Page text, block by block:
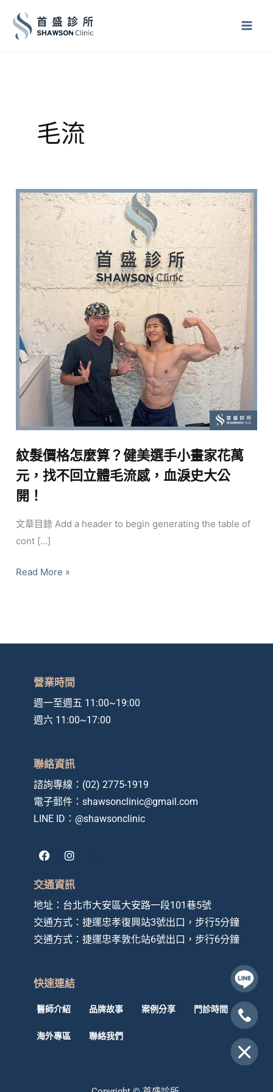
毛流
紋髮價格怎麼算？健美選手小畫家花萬
元，找不回立體毛流感，血淚史大公
開！
文章目錄 Add a header to begin generating the table of
cont […]
紋
價
格
怎
麼
算？
健
美
選
手
小
畫
萬
元，
找
不
回
立
毛
開！
Read More »
營業時間
週一至週五 11:00~19:00
週六 11:00~17:00
聯絡資訊
諮詢專線： (02) 2775-1919
電子郵件： shawsonclinic@gmail.com
LINE ID： @shawsonclinic
F
a
e
b
o
o
k
I
n
t
a
g
r
a
m
交通資訊
地址： 台北市大安區大安路一段101巷5號
交通方式：捷運忠孝復興站3號出口，步行5分鐘
交通方式： 捷運忠孝敦化站6號出口，步行6分鐘
快速連結
醫師介紹 品牌故事 案例分享 門診時間
海外專區 聯絡我們